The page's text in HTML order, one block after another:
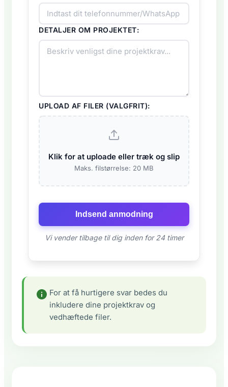
DETALJER OM PROJEKTET:
UPLOAD AF FILER (VALGFRIT):
Klik for at uploade eller træk og slip
Maks. filstørrelse: 20 MB
Indsend anmodning
Vi vender tilbage til dig inden for 24 timer
For at få hurtigere svar bedes du
inkludere dine projektkrav og
vedhæftede filer.